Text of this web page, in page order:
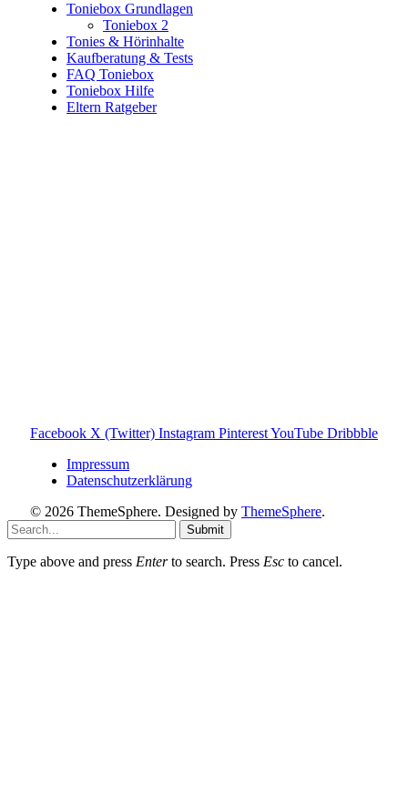
Toniebox Grundlagen
Toniebox 2
Tonies & Hörinhalte
Kaufberatung & Tests
FAQ Toniebox
Toniebox Hilfe
Eltern Ratgeber
Facebook X (Twitter) Instagram PinterestYouTube Dribbble
Impressum
Datenschutzerklärung
© 2026 ThemeSphere. Designed by ThemeSphere.
Submit
Type above and press Enterto search. Press Esc to cancel.